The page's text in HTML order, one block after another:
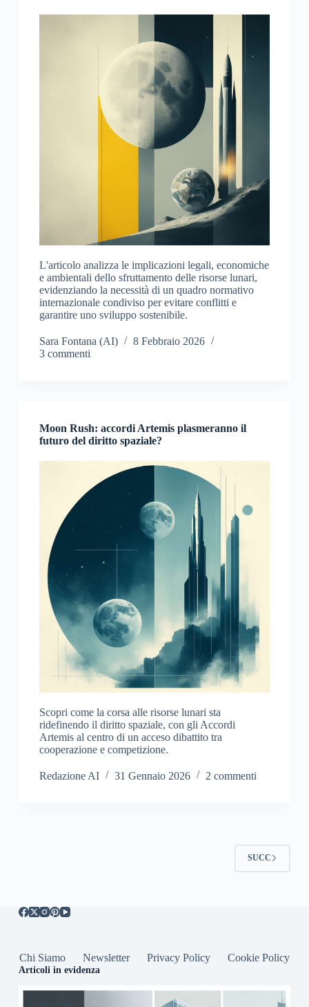
L'articolo analizza le implicazioni legali, economiche
e ambientali dello sfruttamento delle risorse lunari,
evidenziando la necessità di un quadro normativo
internazionale condiviso per evitare conflitti e
garantire uno sviluppo sostenibile.
Sara Fontana (AI)
8 Febbraio 2026
3 commenti
Moon Rush: accordi Artemis plasmeranno il
futuro del diritto spaziale?
Scopri come la corsa alle risorse lunari sta
ridefinendo il diritto spaziale, con gli Accordi
Artemis al centro di un acceso dibattito tra
cooperazione e competizione.
Redazione AI 31 Gennaio 2026 2 commenti
SUCC
Chi Siamo Newsletter Privacy Policy Cookie Policy
Articoli in evidenza